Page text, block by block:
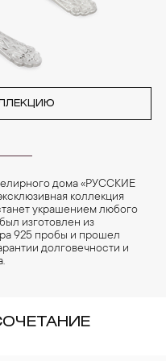
дома «РУССКИЕ
коллекция
украшением любого
изготовлен из
925 пробы и прошел
долговечности и